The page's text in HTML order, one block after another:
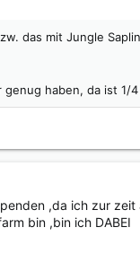
das mit Jungle
haben, da ist 1/
,da ich zur
bin ,bin ich DABEI